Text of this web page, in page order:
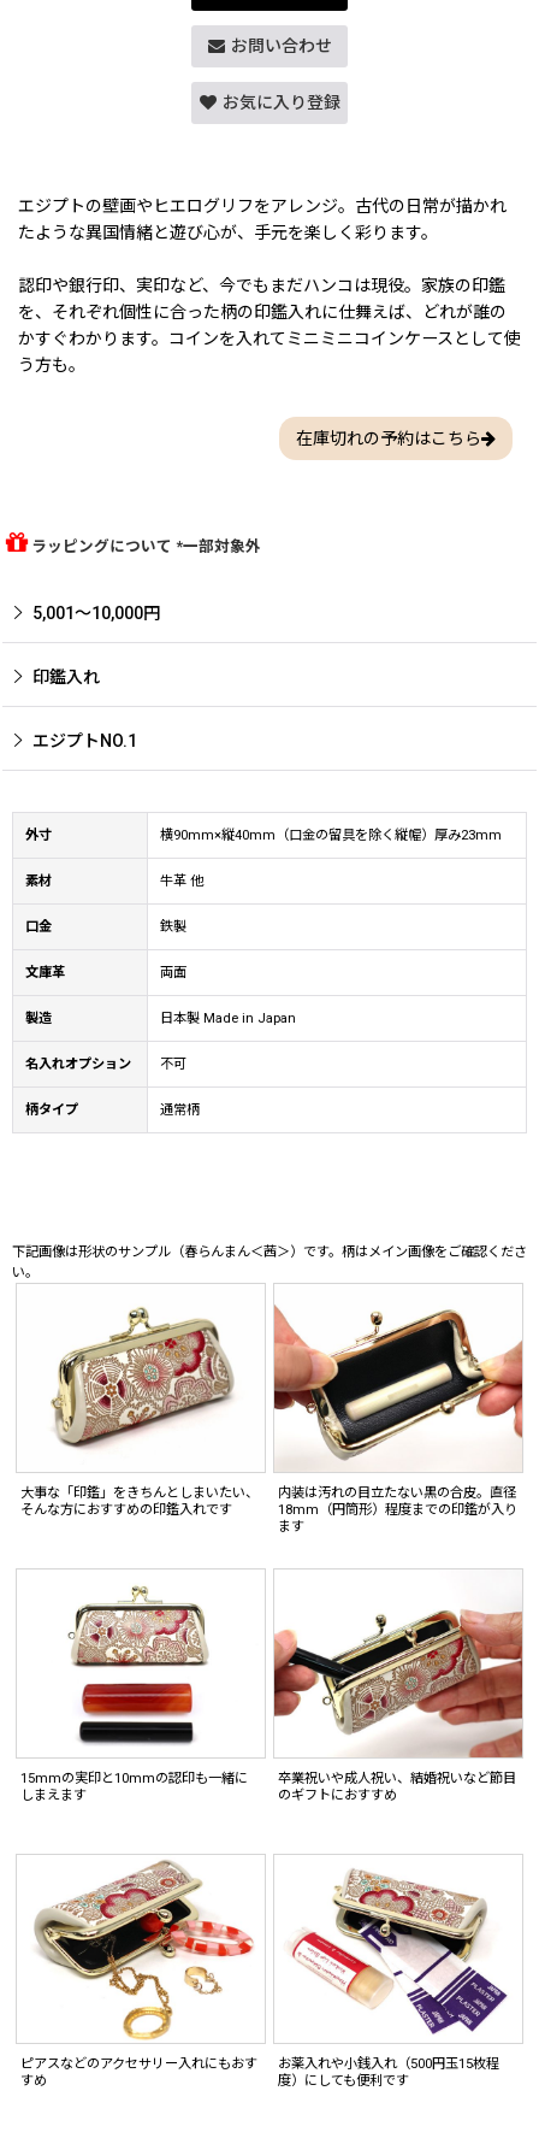
お問い合わせ
お気に入り登録
エジプトの壁画やヒエログリフをアレンジ。古代の日常が描かれ
たような異国情緒と遊び心が、手元を楽しく彩ります。
認印や銀行印、実印など、今でもまだハンコは現役。家族の印鑑
を、それぞれ個性に合った柄の印鑑入れに仕舞えば、どれが誰の
かすぐわかります。コインを入れてミニミニコインケースとして使
う方も。
在庫切れの予約はこちら
ラッピングについて *一部対象外
5,001〜10,000円
印鑑入れ
エジプトNO.1
外寸 横90mm×縦40mm（口金の留具を除く縦幅）厚み23mm
素材 牛革 他
口金 鉄製
文庫革 両面
製造 日本製 Made in Japan
名入れオプション 不可
柄タイプ 通常柄
下記画像は形状のサンプル（春らんまん＜茜＞）です。柄はメイン画像をご確認くださ
い。
大事な「印鑑」をきちんとしまいたい、
そんな方におすすめの印鑑入れです
内装は汚れの目立たない黒の合皮。直径
18mm（円筒形）程度までの印鑑が入り
ます
15mmの実印と10mmの認印も一緒に
しまえます
卒業祝いや成人祝い、結婚祝いなど節目
のギフトにおすすめ
ピアスなどのアクセサリー入れにもおす
すめ
お薬入れや小銭入れ（500円玉15枚程
度）にしても便利です